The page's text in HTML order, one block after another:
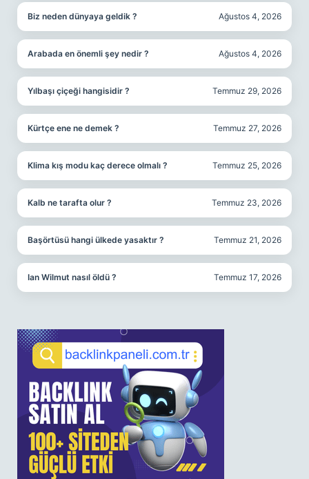
Biz neden dünyaya geldik ? Ağustos 4, 2026
Arabada en önemli şey nedir ? Ağustos 4, 2026
Yılbaşı çiçeği hangisidir ? Temmuz 29, 2026
Kürtçe ene ne demek ? Temmuz 27, 2026
Klima kış modu kaç derece olmalı ? Temmuz 25, 2026
Kalb ne tarafta olur ? Temmuz 23, 2026
Başörtüsü hangi ülkede yasaktır ? Temmuz 21, 2026
Ian Wilmut nasıl öldü ? Temmuz 17, 2026